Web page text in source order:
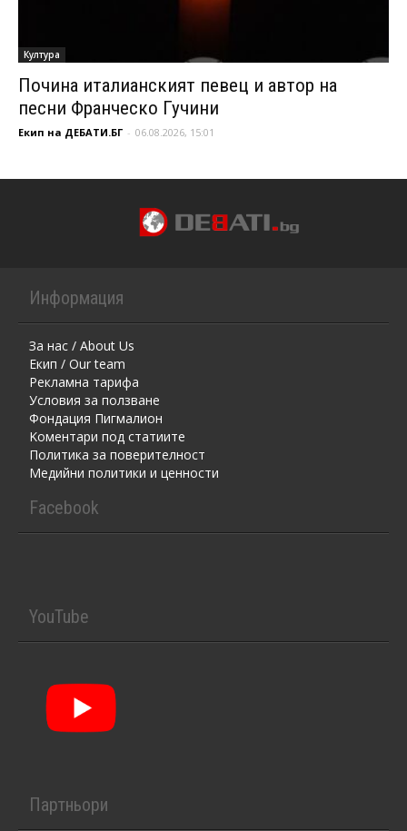
Култура
Почина италианският певец и автор на
песни Франческо Гучини
Екип на ДЕБАТИ.БГ - 06.08.2026, 15:01
Информация
За нас / About Us
Екип / Our team
Рекламна тарифа
Условия за ползване
Фондация Пигмалион
Kоментaри под статиите
Политика за поверителност
Медийни политики и ценности
Facebook
YouTube
Партньори